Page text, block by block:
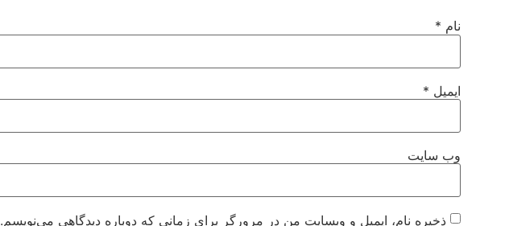
نام *
ایمیل *
وب‌ سایت
ذخیره نام، ایمیل و وبسایت من در مرورگر برای زمانی که دوباره دیدگاهی می‌نویسم.